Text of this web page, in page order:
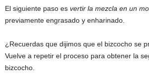
El siguiente paso es vertir la mezcla en un
previamente engrasado y enharinado.
¿Recuerdas que dijimos que el bizcocho se
Vuelve a repetir el proceso para obtener la
bizcocho.